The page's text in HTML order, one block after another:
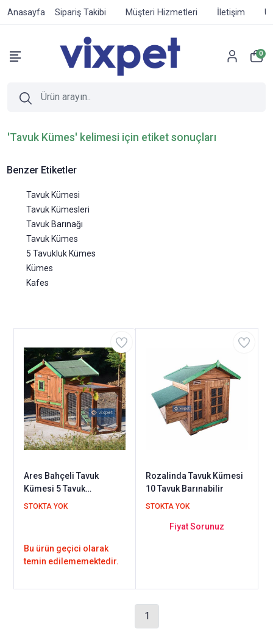
Anasayfa Sipariş Takibi Müşteri Hizmetleri İletişim
0
'Tavuk Kümes' kelimesi için etiket sonuçları
Benzer Etiketler
Tavuk Kümesi
Tavuk Kümesleri
Tavuk Barınağı
Tavuk Kümes
5 Tavukluk Kümes
Kümes
Kafes
Ares Bahçeli Tavuk
Kümesi 5 Tavuk
Barınabilir
STOKTA YOK
Bu ürün geçici olarak
temin edilememektedir.
Rozalinda Tavuk Kümesi
10 Tavuk Barınabilir
STOKTA YOK
Fiyat Sorunuz
1